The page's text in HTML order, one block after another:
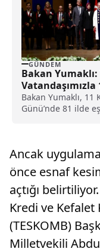
GÜNDEM
Bakan Yumaklı:
Vatandaşımızla
Dikeceğiz”
Bakan Yumaklı, 11
Günü’nde 81 ilde
Ancak
önce esnaf
açtığı
Kredi ve
(TESKOMB)
Milletvekili